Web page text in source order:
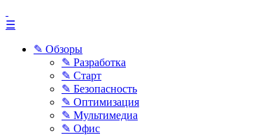
☰
✎ Обзоры
✎ Разработка
✎ Старт
✎ Безопасность
✎ Оптимизация
✎ Мультимедиа
✎ Офис